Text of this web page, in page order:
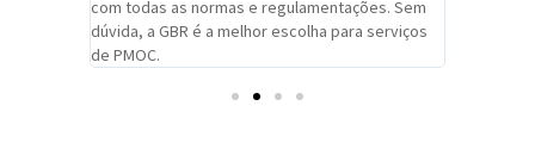
com todas as normas e regulamentações. Sem
dúvida, a GBR é a melhor escolha para serviços
de PMOC.